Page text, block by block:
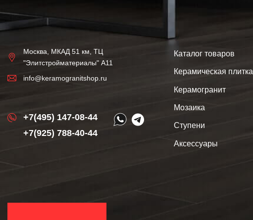
Каталог товаров
Керамическая плитка
Керамогранит
Мозаика
Ступени
Аксессуары
Москва, МКАД 51 км, ТЦ
"Элитстройматериалы" А11
info@keramogranitshop.ru
+7(495) 147-08-44
+7(925) 788-40-44